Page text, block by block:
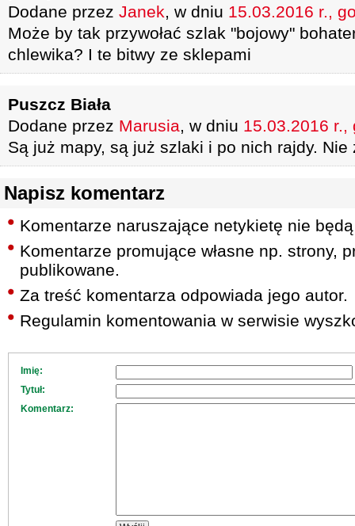
Dodane przez Janek, w dniu 15.03.2016 r.,
Może by tak przywołać szlak "bojowy"
chlewika? I te bitwy ze sklepami
Puszcz Biała
Dodane przez Marusia, w dniu 15.03.2016 r.,
Są już mapy, są już szlaki i po nich rajdy.
Napisz komentarz
Komentarze naruszające netykietę nie
Komentarze promujące własne np. strony,
publikowane.
Za treść komentarza odpowiada jego autor.
Regulamin komentowania w serwisie
Imię:
Tytuł:
Komentarz: